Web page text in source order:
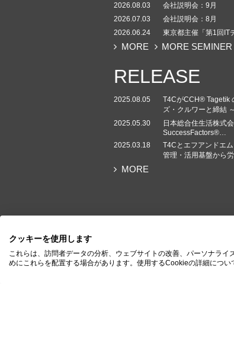
2026.08.03
会社説明会：9月
2026.07.03
会社説明会：8月
2026.06.24
東京都主催「第1回IT
MORE MORE SEMINER
RELEASE
2025.08.05
T4CがCCH® Tagetik
ズ・クルワーと締結
2025.05.30
日本総合住生活株式
SuccessFactors®…
2025.03.18
T4Cとエフアンドエ
管理・活用基盤から
MORE
サ
クッキーを使用します
これらは、訪問者データの分析、ウェブサイトの改善、パーソナラ
めにこれらを配置する場合があります。使用するCookieの詳細につい